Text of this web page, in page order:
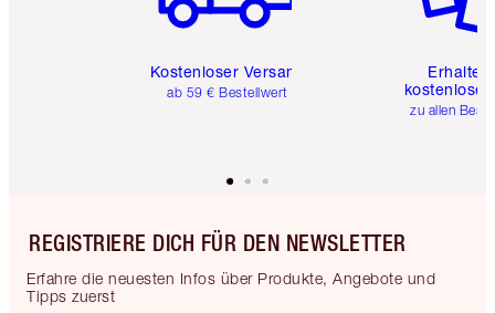
Kostenloser Versand
ab 59 € Bestellwert
Erhalte
kostenlose
zu allen
REGISTRIERE DICH FÜR DEN NEWSLETTER
Erfahre die neuesten Infos über Produkte, Angebote und
Tipps zuerst